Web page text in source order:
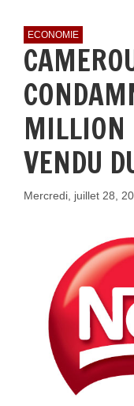
ECONOMIE
MILLION
VENDU
Mercredi, juillet 28,